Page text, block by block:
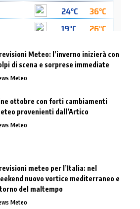
Meteo: l’inverno inizierà con
di scena e sorprese immediate
Meteo
ottobre con forti cambiamenti
provenienti dall’Artico
Meteo
meteo per l’Italia: nel
nuovo vortice mediterraneo e
del maltempo
Meteo